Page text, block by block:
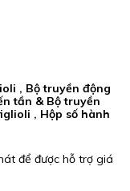
, Bộ truyền động
tần & Bộ truyền
, Hộp số hành
để được hỗ trợ giá